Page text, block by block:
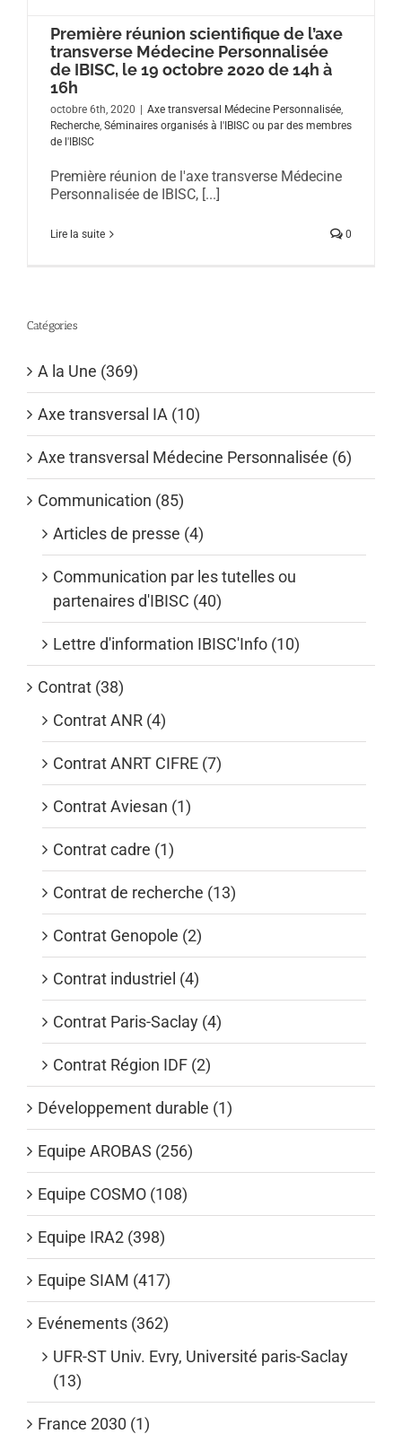
Première réunion scientifique de l’axe
transverse Médecine Personnalisée
de IBISC, le 19 octobre 2020 de 14h à
16h
octobre 6th, 2020 Axe transversal Médecine Personnalisée,
Recherche, Séminaires organisés à l'IBISC ou par des membres
de l'IBISC
Première réunion de l'axe transverse Médecine
Personnalisée de IBISC, [...]
Lire la suite 0
Catégories
A la Une (369)
Axe transversal IA (10)
Axe transversal Médecine Personnalisée (6)
Communication (85)
Articles de presse (4)
Communication par les tutelles ou
partenaires d'IBISC (40)
Lettre d'information IBISC'Info (10)
Contrat (38)
Contrat ANR (4)
Contrat ANRT CIFRE (7)
Contrat Aviesan (1)
Contrat cadre (1)
Contrat de recherche (13)
Contrat Genopole (2)
Contrat industriel (4)
Contrat Paris-Saclay (4)
Contrat Région IDF (2)
Développement durable (1)
Equipe AROBAS (256)
Equipe COSMO (108)
Equipe IRA2 (398)
Equipe SIAM (417)
Evénements (362)
UFR-ST Univ. Evry, Université paris-Saclay
(13)
France 2030 (1)